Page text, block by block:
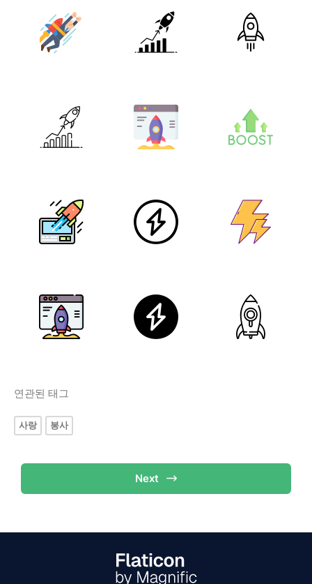
연관된 태그
사랑 봉사
Next